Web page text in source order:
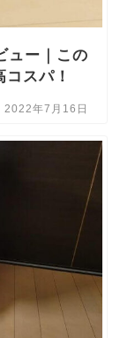
ュー｜この
スパ！
2022年7月16日